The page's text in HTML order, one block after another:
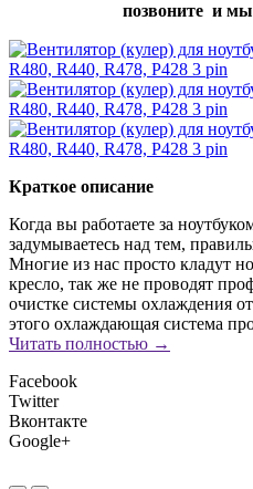
позвоните и
Краткое описание
Когда вы работаете за
задумываетесь над тем,
Многие из нас просто кладут
кресло, так же не проводят
очистке системы охлаждения
этого охлаждающая система
Читать полностью →
Facebook
Twitter
Вконтакте
Google+